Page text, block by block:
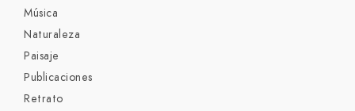
Música
Naturaleza
Paisaje
Publicaciones
Retrato